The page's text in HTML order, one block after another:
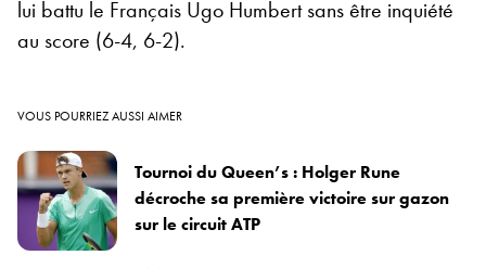
lui battu le Français Ugo Humbert sans être inquiété
au score (6-4, 6-2).
VOUS POURRIEZ AUSSI AIMER
Tournoi du Queen’s : Holger Rune
décroche sa première victoire sur gazon
sur le circuit ATP